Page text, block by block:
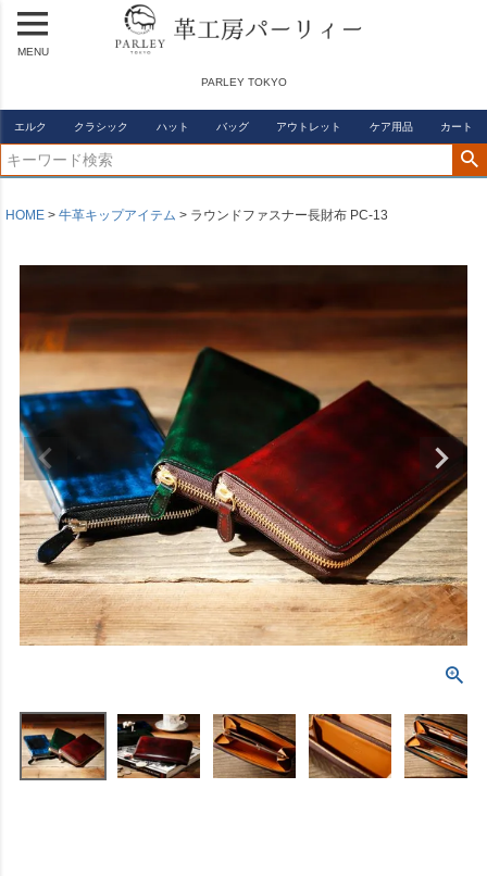
PARLEY TOKYO
MENU
エルク クラシック ハット バッグ アウトレット ケア用品 カート
HOME 牛革キップアイテム ラウンドファスナー長財布 PC-13